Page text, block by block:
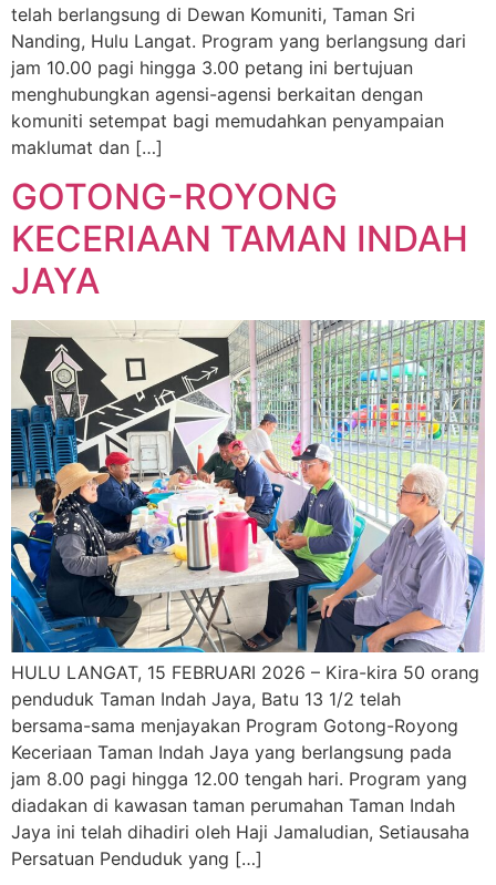
telah berlangsung di Dewan Komuniti, Taman Sri
Nanding, Hulu Langat. Program yang berlangsung dari
jam 10.00 pagi hingga 3.00 petang ini bertujuan
menghubungkan agensi-agensi berkaitan dengan
komuniti setempat bagi memudahkan penyampaian
maklumat dan […]
GOTONG-ROYONG
KECERIAAN TAMAN INDAH
JAYA
HULU LANGAT, 15 FEBRUARI 2026 – Kira-kira 50 orang
penduduk Taman Indah Jaya, Batu 13 1/2 telah
bersama-sama menjayakan Program Gotong-Royong
Keceriaan Taman Indah Jaya yang berlangsung pada
jam 8.00 pagi hingga 12.00 tengah hari. Program yang
diadakan di kawasan taman perumahan Taman Indah
Jaya ini telah dihadiri oleh Haji Jamaludian, Setiausaha
Persatuan Penduduk yang […]